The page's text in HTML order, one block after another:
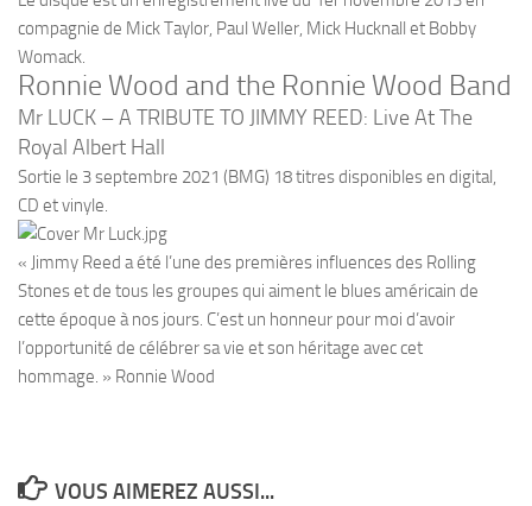
compagnie de Mick Taylor, Paul Weller, Mick Hucknall et Bobby
Womack.
Ronnie Wood and the Ronnie Wood Band
Mr LUCK – A TRIBUTE TO JIMMY REED: Live At The
Royal Albert Hall
Sortie le 3 septembre 2021 (BMG) 18 titres disponibles en digital,
CD et vinyle.
« Jimmy Reed a été l’une des premières influences des Rolling
Stones et de tous les groupes qui aiment le blues américain de
cette époque à nos jours. C’est un honneur pour moi d’avoir
l’opportunité de célébrer sa vie et son héritage avec cet
hommage. » Ronnie Wood
VOUS AIMEREZ AUSSI...